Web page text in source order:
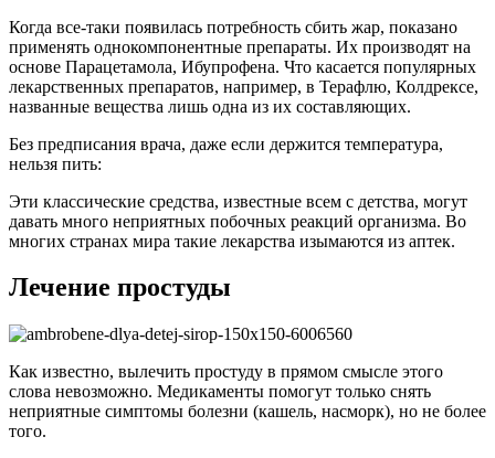
Когда все-таки появилась потребность сбить жар, показано
применять однокомпонентные препараты. Их производят на
основе Парацетамола, Ибупрофена. Что касается популярных
лекарственных препаратов, например, в Терафлю, Колдрексе,
названные вещества лишь одна из их составляющих.
Без предписания врача, даже если держится температура,
нельзя пить:
Эти классические средства, известные всем с детства, могут
давать много неприятных побочных реакций организма. Во
многих странах мира такие лекарства изымаются из аптек.
Лечение простуды
Как известно, вылечить простуду в прямом смысле этого
слова невозможно. Медикаменты помогут только снять
неприятные симптомы болезни (кашель, насморк), но не более
того.